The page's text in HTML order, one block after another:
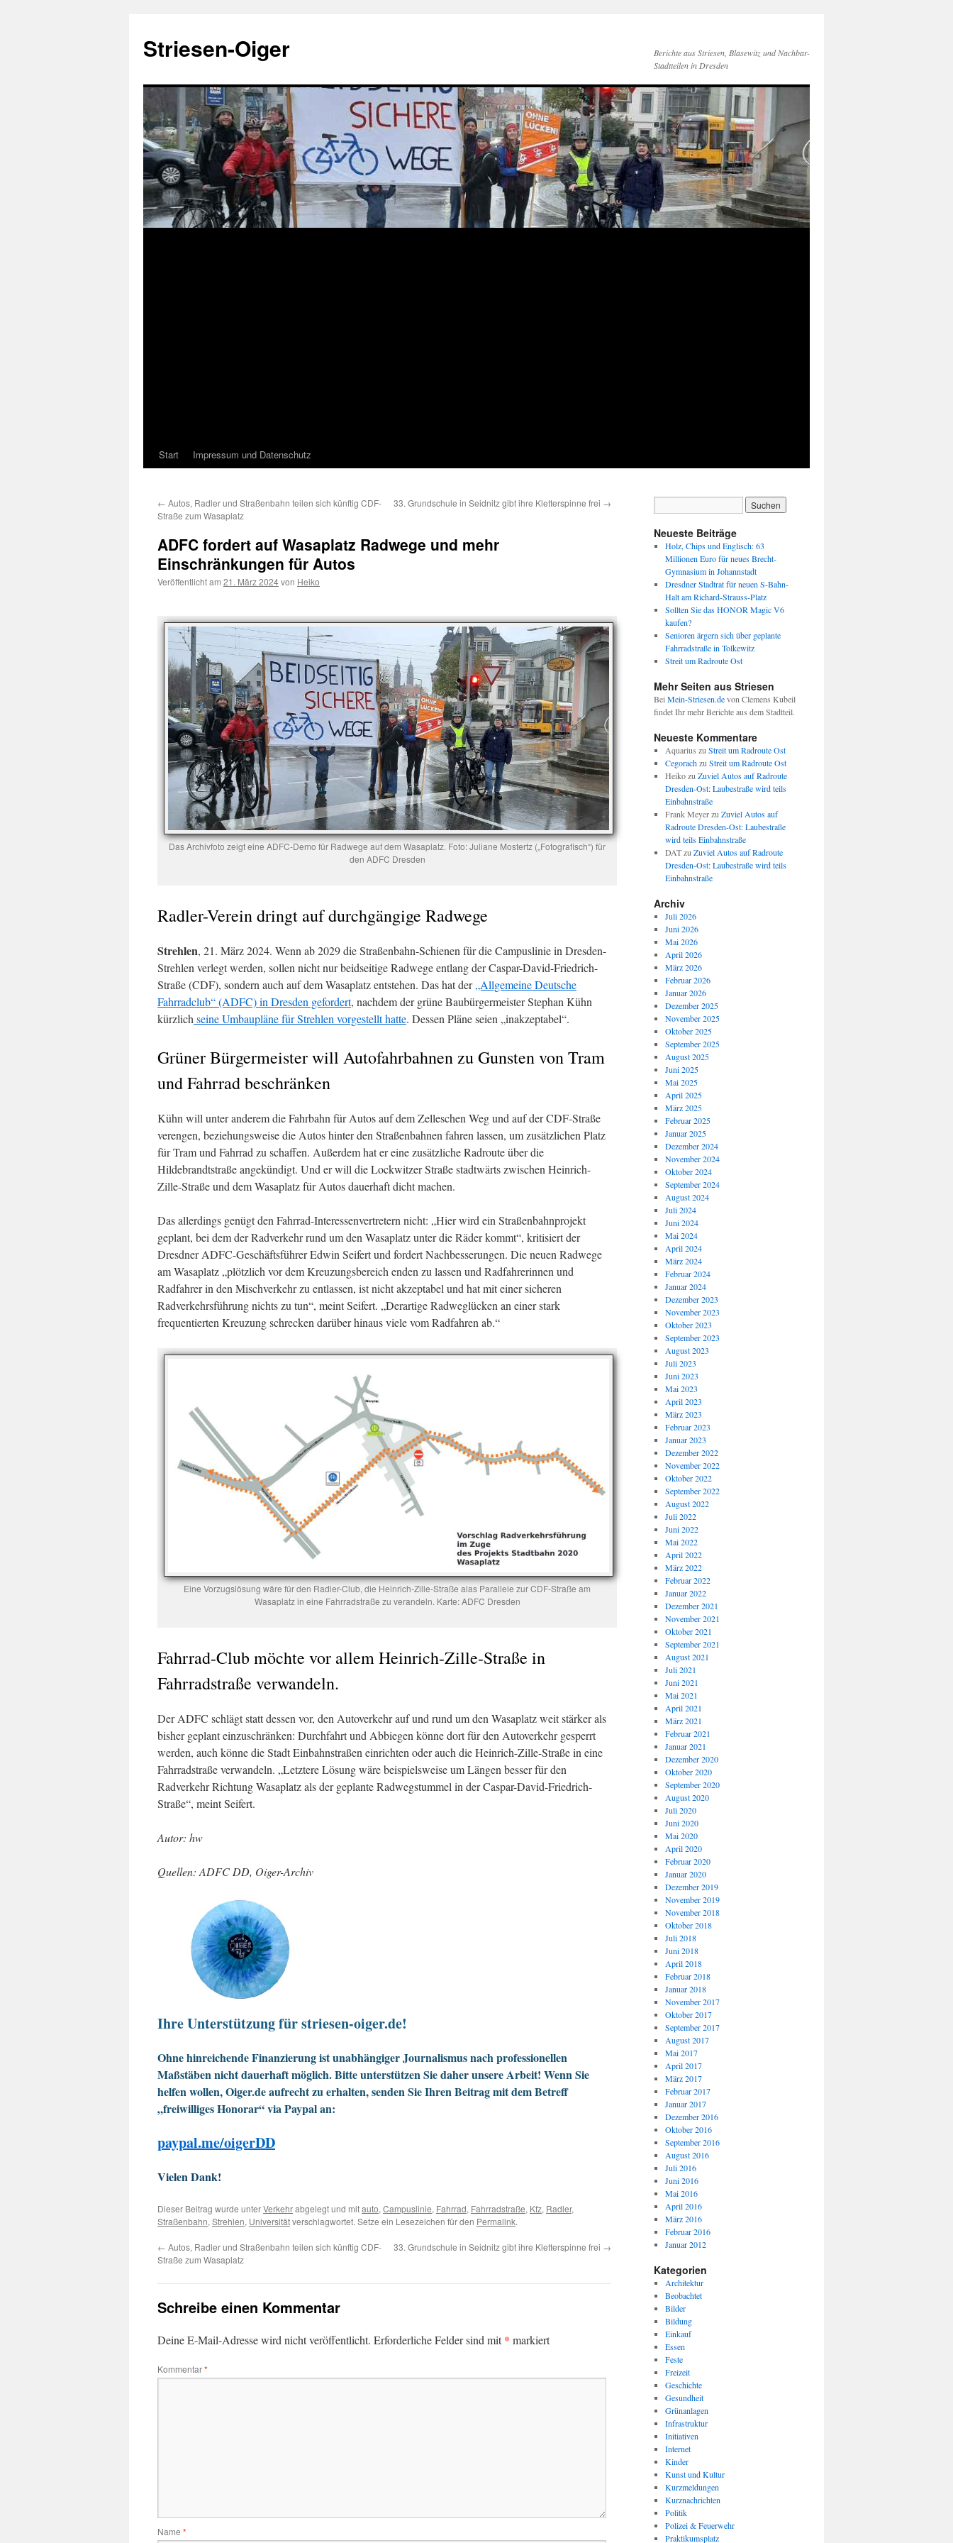
springen
Striesen-Oiger
Berichte aus Striesen, Blasewitz und Nachbar-
Stadtteilen in Dresden
Start Impressum und Datenschutz
← Autos, Radler und Straßenbahn teilen sich künftig CDF-
Straße zum Wasaplatz
33. Grundschule in Seidnitz gibt ihre Kletterspinne frei →
ADFC fordert auf Wasaplatz Radwege und mehr
Einschränkungen für Autos
Veröffentlicht am 21. März 2024von Heiko
Das Archivfoto zeigt eine ADFC-Demo für Radwege auf dem Wasaplatz. Foto: Juliane Mostertz („Fotografisch“) für
den ADFC Dresden
Radler-Verein dringt auf durchgängige Radwege
Strehlen, 21. März 2024. Wenn ab 2029 die Straßenbahn-Schienen für die Campuslinie in Dresden-
Strehlen verlegt werden, sollen nicht nur beidseitige Radwege entlang der Caspar-David-Friedrich-
Straße (CDF), sondern auch auf dem Wasaplatz entstehen. Das hat der„Allgemeine Deutsche
Fahrradclub“ (ADFC) in Dresden gefordert, nachdem der grüne Baubürgermeister Stephan Kühn
kürzlich seine Umbaupläne für Strehlen vorgestellt hatte. Dessen Pläne seien „inakzeptabel“.
Grüner Bürgermeister will Autofahrbahnen zu Gunsten von Tram
und Fahrrad beschränken
Kühn will unter anderem die Fahrbahn für Autos auf dem Zelleschen Weg und auf der CDF-Straße
verengen, beziehungsweise die Autos hinter den Straßenbahnen fahren lassen, um zusätzlichen Platz
für Tram und Fahrrad zu schaffen. Außerdem hat er eine zusätzliche Radroute über die
Hildebrandtstraße angekündigt. Und er will die Lockwitzer Straße stadtwärts zwischen Heinrich‐
Zille‐Straße und dem Wasaplatz für Autos dauerhaft dicht machen.
Das allerdings genügt den Fahrrad-Interessenvertretern nicht: „Hier wird ein Straßenbahnprojekt
geplant, bei dem der Radverkehr rund um den Wasaplatz unter die Räder kommt“, kritisiert der
Dresdner ADFC-Geschäftsführer Edwin Seifert und fordert Nachbesserungen. Die neuen Radwege
am Wasaplatz „plötzlich vor dem Kreuzungsbereich enden zu lassen und Radfahrerinnen und
Radfahrer in den Mischverkehr zu entlassen, ist nicht akzeptabel und hat mit einer sicheren
Radverkehrsführung nichts zu tun“, meint Seifert. „Derartige Radweglücken an einer stark
frequentierten Kreuzung schrecken darüber hinaus viele vom Radfahren ab.“
Eine Vorzugslösung wäre für den Radler-Club, die Heinrich-Zille-Straße alas Parallele zur CDF-Straße am
Wasaplatz in eine Fahrradstraße zu verandeln. Karte: ADFC Dresden
Fahrrad-Club möchte vor allem Heinrich-Zille-Straße in
Fahrradstraße verwandeln.
Der ADFC schlägt statt dessen vor, den Autoverkehr auf und rund um den Wasaplatz weit stärker als
bisher geplant einzuschränken: Durchfahrt und Abbiegen könne dort für den Autoverkehr gesperrt
werden, auch könne die Stadt Einbahnstraßen einrichten oder auch die Heinrich-Zille-Straße in eine
Fahrradstraße verwandeln. „Letztere Lösung wäre beispielsweise um Längen besser für den
Radverkehr Richtung Wasaplatz als der geplante Radwegstummel in der Caspar-David-Friedrich-
Straße“, meint Seifert.
Autor: hw
Quellen: ADFC DD, Oiger-Archiv
Ihre Unterstützung für striesen-oiger.de!
Ohne hinreichende Finanzierung ist unabhängiger Journalismus nach professionellen
Maßstäben nicht dauerhaft möglich. Bitte unterstützen Sie daher unsere Arbeit! Wenn Sie
helfen wollen, Oiger.de aufrecht zu erhalten, senden Sie Ihren Beitrag mit dem Betreff
„freiwilliges Honorar“ via Paypal an:
paypal.me/oigerDD
Vielen Dank!
Dieser Beitrag wurde unterVerkehrabgelegt und mitauto, Campuslinie, Fahrrad, Fahrradstraße, Kfz, Radler,
Straßenbahn, Strehlen, Universitätverschlagwortet. Setze ein Lesezeichen für den Permalink.
← Autos, Radler und Straßenbahn teilen sich künftig CDF-
Straße zum Wasaplatz
33. Grundschule in Seidnitz gibt ihre Kletterspinne frei →
Schreibe einen Kommentar
Deine E-Mail-Adresse wird nicht veröffentlicht. Erforderliche Felder sind mit* markiert
Kommentar*
Name *
Neueste Beiträge
Holz, Chips und Englisch: 63
Millionen Euro für neues Brecht-
Gymnasium in Johannstadt
Dresdner Stadtrat für neuen S-Bahn-
Halt am Richard-Strauss-Platz
Sollten Sie das HONOR Magic V6
kaufen?
Senioren ärgern sich über geplante
Fahrradstraße in Tolkewitz
Streit um Radroute Ost
Mehr Seiten aus Striesen
Bei Mein-Striesen.devon Clemens Kubeil
findet Ihr mehr Berichte aus dem Stadtteil.
Neueste Kommentare
Aquarius zu Streit um Radroute Ost
Cegorachzu Streit um Radroute Ost
Heikozu Zuviel Autos auf Radroute
Dresden-Ost: Laubestraße wird teils
Einbahnstraße
Frank Meyerzu Zuviel Autos auf
Radroute Dresden-Ost: Laubestraße
wird teils Einbahnstraße
DATzu Zuviel Autos auf Radroute
Dresden-Ost: Laubestraße wird teils
Einbahnstraße
Archiv
Juli 2026
Juni 2026
Mai 2026
April 2026
März 2026
Februar 2026
Januar 2026
Dezember 2025
November 2025
Oktober 2025
September 2025
August 2025
Juni 2025
Mai 2025
April 2025
März 2025
Februar 2025
Januar 2025
Dezember 2024
November 2024
Oktober 2024
September 2024
August 2024
Juli 2024
Juni 2024
Mai 2024
April 2024
März 2024
Februar 2024
Januar 2024
Dezember 2023
November 2023
Oktober 2023
September 2023
August 2023
Juli 2023
Juni 2023
Mai 2023
April 2023
März 2023
Februar 2023
Januar 2023
Dezember 2022
November 2022
Oktober 2022
September 2022
August 2022
Juli 2022
Juni 2022
Mai 2022
April 2022
März 2022
Februar 2022
Januar 2022
Dezember 2021
November 2021
Oktober 2021
September 2021
August 2021
Juli 2021
Juni 2021
Mai 2021
April 2021
März 2021
Februar 2021
Januar 2021
Dezember 2020
Oktober 2020
September 2020
August 2020
Juli 2020
Juni 2020
Mai 2020
April 2020
Februar 2020
Januar 2020
Dezember 2019
November 2019
November 2018
Oktober 2018
Juli 2018
Juni 2018
April 2018
Februar 2018
Januar 2018
November 2017
Oktober 2017
September 2017
August 2017
Mai 2017
April 2017
März 2017
Februar 2017
Januar 2017
Dezember 2016
Oktober 2016
September 2016
August 2016
Juli 2016
Juni 2016
Mai 2016
April 2016
März 2016
Februar 2016
Januar 2012
Kategorien
Architektur
Beobachtet
Bilder
Bildung
Einkauf
Essen
Feste
Freizeit
Geschichte
Gesundheit
Grünanlagen
Infrastruktur
Initiativen
Internet
Kinder
Kunst und Kultur
Kurzmeldungen
Kurznachrichten
Politik
Polizei & Feuerwehr
Praktikumsplatz